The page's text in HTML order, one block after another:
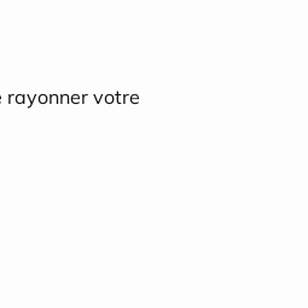
rayonner votre